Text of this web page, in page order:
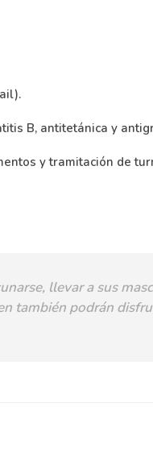
B, antitetánica y
y tramitación de
llevar a sus
también podrán